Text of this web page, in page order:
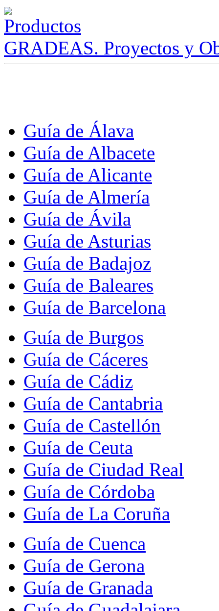
GRADEAS. Proyectos y
Guía de Álava
Guía de Albacete
Guía de Alicante
Guía de Almería
Guía de Ávila
Guía de Asturias
Guía de Badajoz
Guía de Baleares
Guía de Barcelona
Guía de Burgos
Guía de Cáceres
Guía de Cádiz
Guía de Cantabria
Guía de Castellón
Guía de Ceuta
Guía de Ciudad Real
Guía de Córdoba
Guía de La Coruña
Guía de Cuenca
Guía de Gerona
Guía de Granada